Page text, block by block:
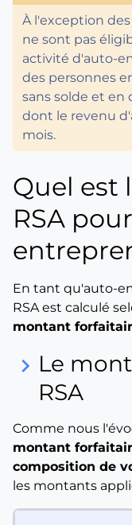
À l'exception
ne sont pas
activité d'auto-
des personnes
sans solde et
dont le revenu
mois.
Quel est
RSA
En tant qu'auto-
RSA est calculé
montant
keyboard_arrow_right Le
RSA
Comme nous
montant
composition de
les montants